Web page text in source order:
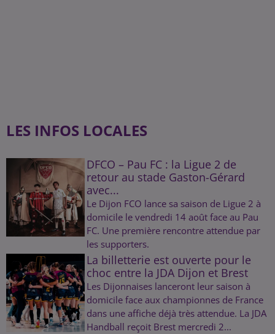
LES INFOS LOCALES
DFCO – Pau FC : la Ligue 2 de
retour au stade Gaston-Gérard
avec...
Le Dijon FCO lance sa saison de Ligue 2 à
domicile le vendredi 14 août face au Pau
FC. Une première rencontre attendue par
les supporters.
La billetterie est ouverte pour le
choc entre la JDA Dijon et Brest
Les Dijonnaises lanceront leur saison à
domicile face aux championnes de France
dans une affiche déjà très attendue. La JDA
Handball reçoit Brest mercredi 2...